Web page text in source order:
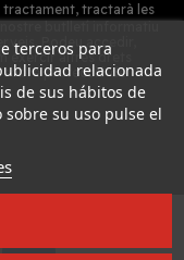
tractament, tractarà les
Podeu accedir,
exercir altres drets
protecció de
terceros para
relacionada
de sus hábitos de
su uso pulse el